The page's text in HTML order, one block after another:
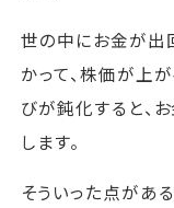
世の中にお金が出
かって、株価が上
びが鈍化すると、
します。
そういった点があ